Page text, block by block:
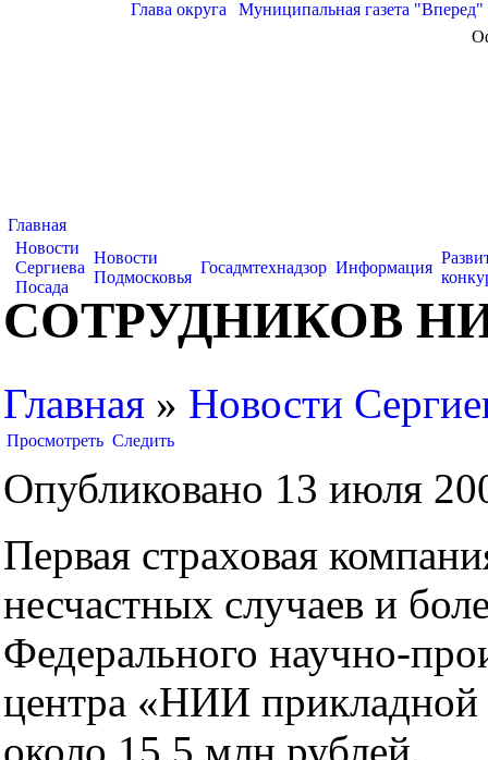
Глава округа Муниципальная газета "Вперед"
Главная
Новости
Сергиева
Посада
Новости
Подмосковья
Госадмтехнадзор Информация
СОТРУДНИКОВ
Главная » Новости
Просмотреть Следить
Опубликовано 13 июля
Первая страховая
несчастных случаев и
Федерального научно-
центра «НИИ